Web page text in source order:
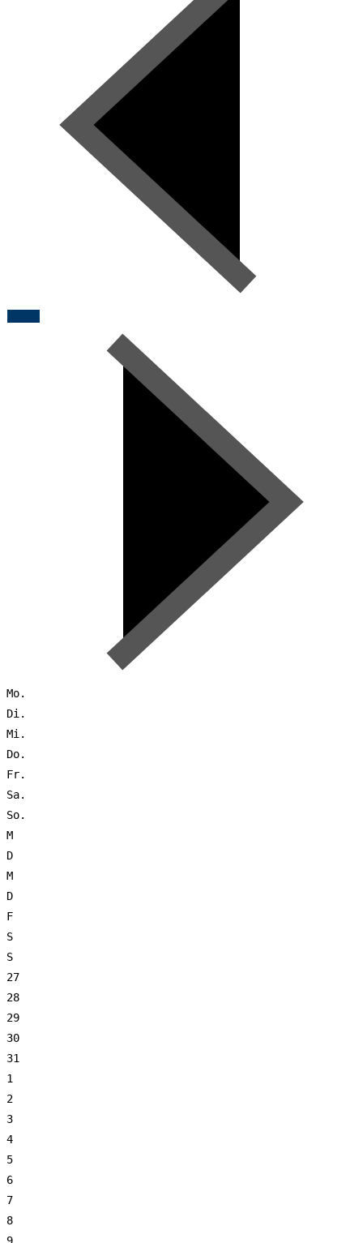
Mo.
Di.
Mi.
Do.
Fr.
Sa.
So.
M
D
M
D
F
S
S
27
28
29
30
31
1
2
3
4
5
6
7
8